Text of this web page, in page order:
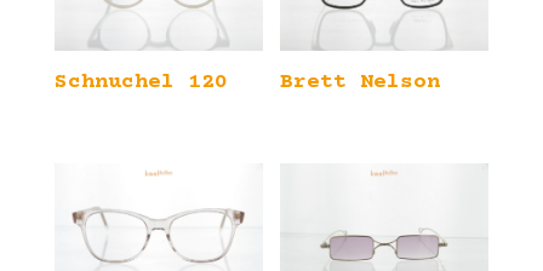
Schnuchel 120 Brett Nelson